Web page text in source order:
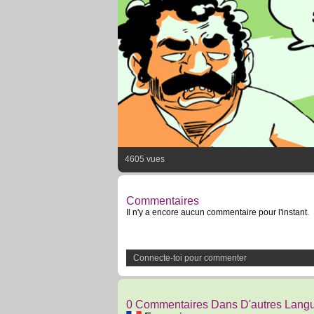
4605 vues
Commentaires
Il n'y a encore aucun commentaire pour l'instant.
Connecte-toi pour commenter
0 Commentaires Dans D'autres